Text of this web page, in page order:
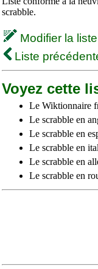
scrabble.
Modifier la liste
Liste
Voyez cette
Le Wiktionnaire
Le scrabble en
Le scrabble en
Le scrabble en
Le scrabble en
Le scrabble en